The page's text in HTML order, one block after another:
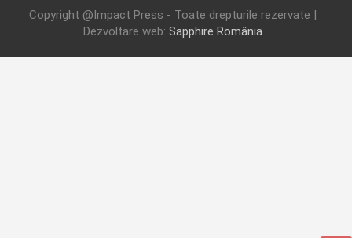
Copyright @Impact Press - Toate drepturile rezervate |
Dezvoltare web: Sapphire România